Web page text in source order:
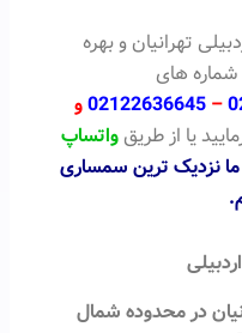
تهرانیان و بهره
شماره های
–
02122636645و
یا از طریقواتساپ
ما نزدیک ترین سمساری
در محدوده شمال